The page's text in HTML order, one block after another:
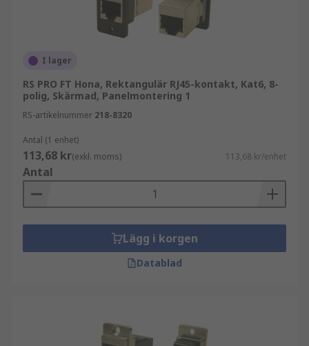
I lager
RS PRO FT Hona, Rektangulär RJ45-kontakt, Kat6, 8-
polig, Skärmad, Panelmontering 1
RS-artikelnummer 218-8320
Antal (1 enhet)
113,68 kr(exkl. moms) 113,68 kr/enhet
Antal
Lägg i korgen
Datablad